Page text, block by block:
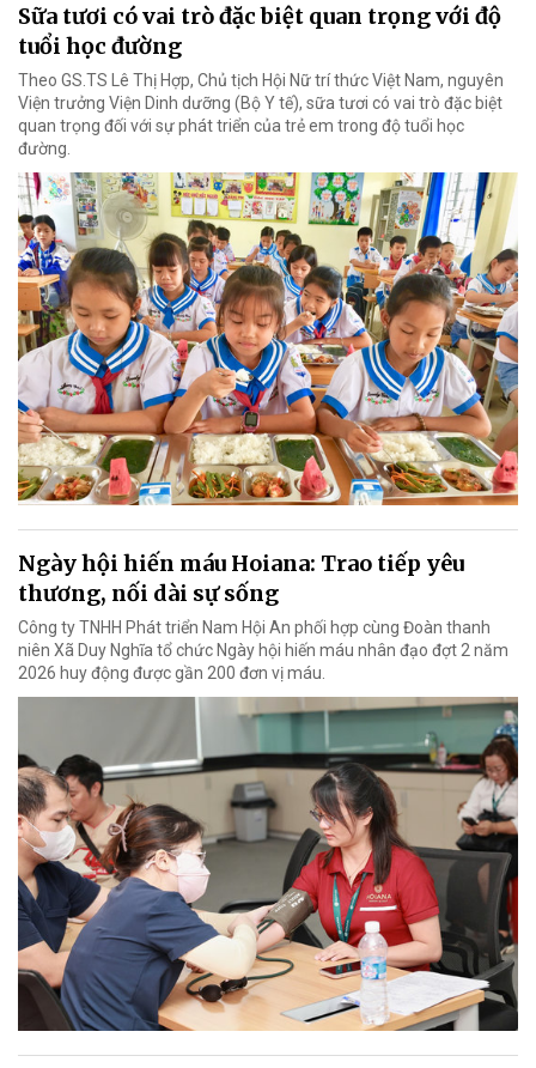
Sữa tươi có vai trò đặc biệt quan trọng với độ
tuổi học đường
Theo GS.TS Lê Thị Hợp, Chủ tịch Hội Nữ trí thức Việt Nam, nguyên
Viện trưởng Viện Dinh dưỡng (Bộ Y tế), sữa tươi có vai trò đặc biệt
quan trọng đối với sự phát triển của trẻ em trong độ tuổi học
đường.
Ngày hội hiến máu Hoiana: Trao tiếp yêu
thương, nối dài sự sống
Công ty TNHH Phát triển Nam Hội An phối hợp cùng Đoàn thanh
niên Xã Duy Nghĩa tổ chức Ngày hội hiến máu nhân đạo đợt 2 năm
2026 huy động được gần 200 đơn vị máu.